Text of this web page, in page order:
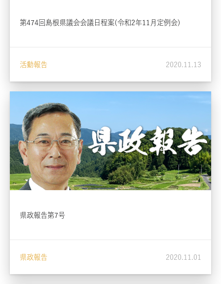
第474回島根県議会会議日程案(令和2年11月定例会)
活動報告 2020.11.13
県政報告第7号
県政報告 2020.11.01